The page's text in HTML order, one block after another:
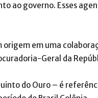
ao governo. Esses
em uma
Geral da
do Ouro – é